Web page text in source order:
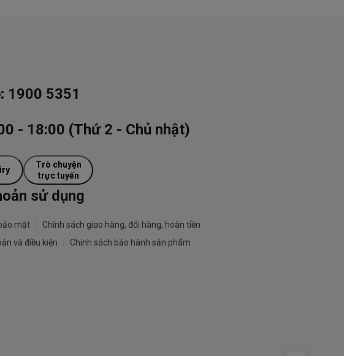
1900 5351
- 18:00 (Thứ 2 - Chủ nhật)
Trò chuyện
trực tuyến
sử dụng
mật
Chính sách giao hàng, đổi hàng, hoàn tiền
và điều kiện
Chính sách bảo hành sản phẩm